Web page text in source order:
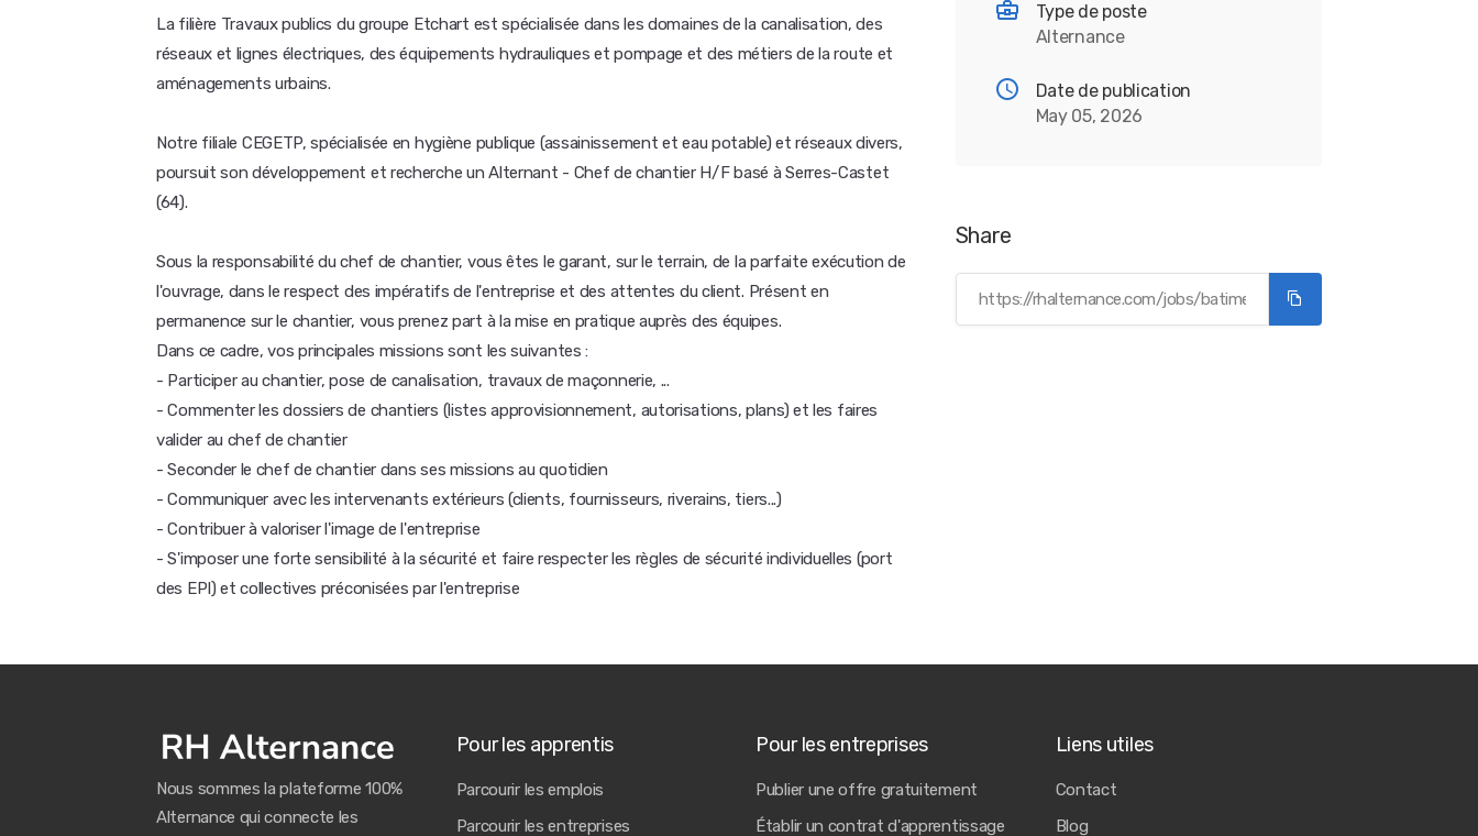
La filière Travaux publics du groupe Etchart est spécialisée dans les domaines de la canalisation, des
réseaux et lignes électriques, des équipements hydrauliques et pompage et des métiers de la route et
aménagements urbains.
Notre filiale CEGETP, spécialisée en hygiène publique (assainissement et eau potable) et réseaux divers,
poursuit son développement et recherche un Alternant - Chef de chantier H/F basé à Serres-Castet
(64).
Sous la responsabilité du chef de chantier, vous êtes le garant, sur le terrain, de la parfaite exécution de
l'ouvrage, dans le respect des impératifs de l'entreprise et des attentes du client. Présent en
permanence sur le chantier, vous prenez part à la mise en pratique auprès des équipes.
Dans ce cadre, vos principales missions sont les suivantes :
- Participer au chantier, pose de canalisation, travaux de maçonnerie, ...
- Commenter les dossiers de chantiers (listes approvisionnement, autorisations, plans) et les faires
valider au chef de chantier
- Seconder le chef de chantier dans ses missions au quotidien
- Communiquer avec les intervenants extérieurs (clients, fournisseurs, riverains, tiers...)
- Contribuer à valoriser l'image de l'entreprise
- S'imposer une forte sensibilité à la sécurité et faire respecter les règles de sécurité individuelles (port
des EPI) et collectives préconisées par l'entreprise
Type de poste
Alternance
Date de publication
May 05, 2026
Share
Nous sommes la plateforme 100%
Alternance qui connecte les
Pour les apprentis
Parcourir les emplois
Parcourir les entreprises
Pour les entreprises
Publier une offre gratuitement
Établir un contrat d'apprentissage
Liens utiles
Contact
Blog